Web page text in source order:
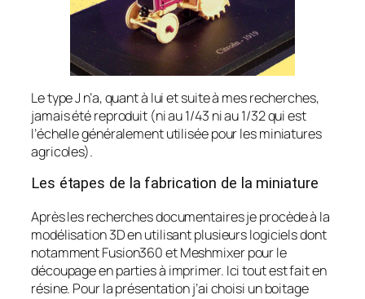
Le type J n’a, quant à lui et suite à mes recherches,
jamais été reproduit (ni au 1/43 ni au 1/32 qui est
l’échelle généralement utilisée pour les miniatures
agricoles).
Les étapes de la fabrication de la miniature
Après les recherches documentaires je procède à la
modélisation 3D en utilisant plusieurs logiciels dont
notamment Fusion360 et Meshmixer pour le
découpage en parties à imprimer. Ici tout est fait en
résine. Pour la présentation j’ai choisi un boitage